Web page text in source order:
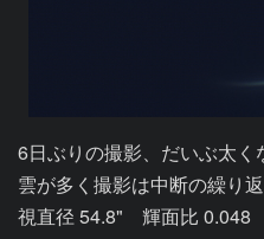
6日ぶりの撮影、だいぶ太く
雲が多く撮影は中断の繰り返
視直径 54.8"　輝面比 0.048